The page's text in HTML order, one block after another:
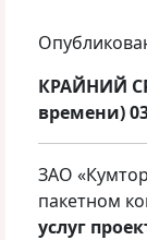
КРАЙНИЙ
времени)
ЗАО
пакетном
услуг